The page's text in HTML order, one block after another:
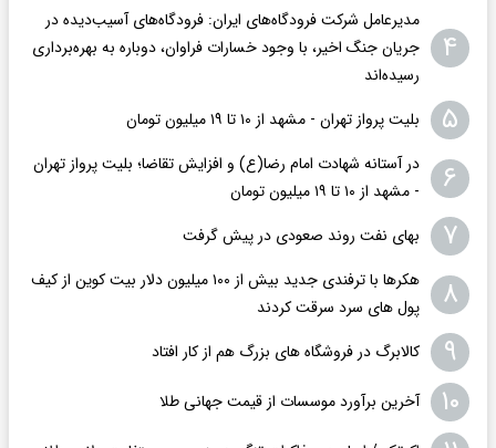
۴
مدیرعامل شرکت فرودگاه‌های ایران: فرودگاه‌های آسیب‌دیده در
جریان جنگ اخیر، با وجود خسارات فراوان، دوباره به بهره‌برداری
رسیده‌اند
۵ بلیت پرواز تهران - مشهد از ۱۰ تا ۱۹ میلیون تومان
۶
در آستانه شهادت امام رضا(ع) و افزایش تقاضا؛ بلیت پرواز تهران
- مشهد از ۱۰ تا ۱۹ میلیون تومان
۷ بهای نفت روند صعودی در پیش گرفت
۸
هکرها با ترفندی جدید بیش از ۱۰۰ میلیون دلار بیت کوین از کیف
پول های سرد سرقت کردند
۹ کالابرگ در فروشگاه های بزرگ هم از کار افتاد
۱۰ آخرین برآورد موسسات از قیمت جهانی طلا